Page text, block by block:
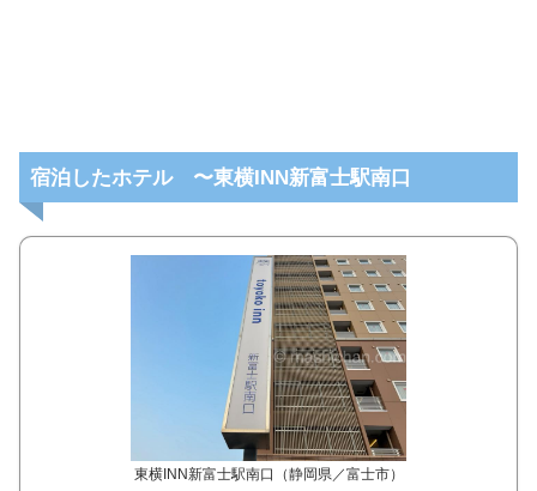
宿泊したホテル 〜東横INN新富士駅南口
東横INN新富士駅南口（静岡県／富士市）